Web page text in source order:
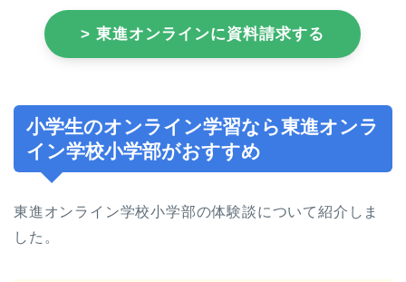
> 東進オンラインに資料請求する
小学生のオンライン学習なら東進オンラ
イン学校小学部がおすすめ
東進オンライン学校小学部の体験談について紹介しま
した。